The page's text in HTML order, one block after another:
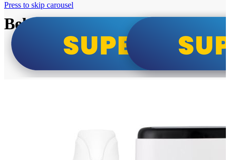
Beko i Tesla super cene
Press to skip carousel